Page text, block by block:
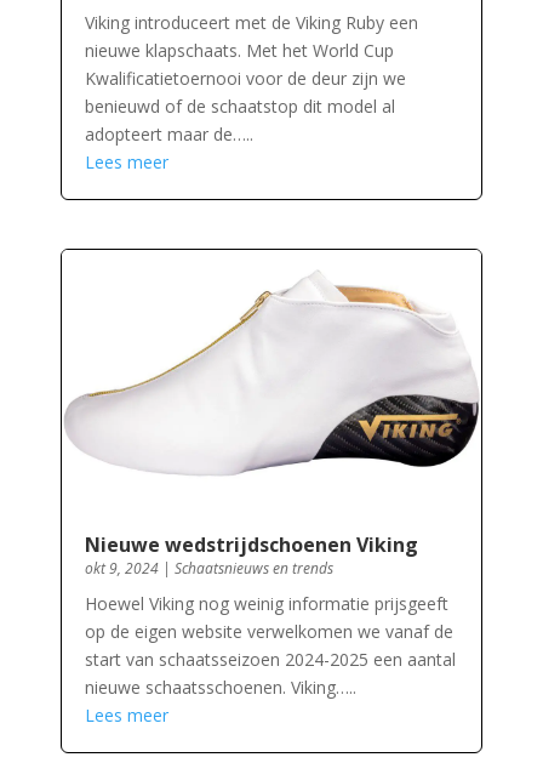
Viking introduceert met de Viking Ruby een
nieuwe klapschaats. Met het World Cup
Kwalificatietoernooi voor de deur zijn we
benieuwd of de schaatstop dit model al
adopteert maar de…..
Lees meer
Nieuwe wedstrijdschoenen Viking
okt 9, 2024| Schaatsnieuws en trends
Hoewel Viking nog weinig informatie prijsgeeft
op de eigen website verwelkomen we vanaf de
start van schaatsseizoen 2024-2025 een aantal
nieuwe schaatsschoenen. Viking…..
Lees meer